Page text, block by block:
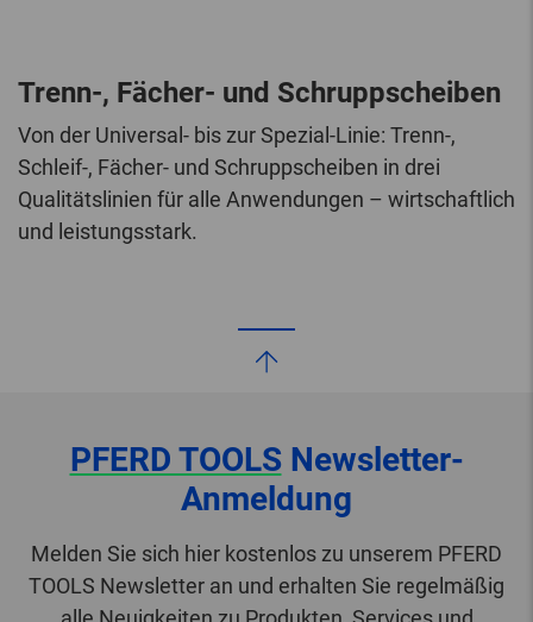
Trenn-, Fächer- und Schruppscheiben
Von der Universal- bis zur Spezial-Linie: Trenn-,
Schleif-, Fächer- und Schruppscheiben in drei
Qualitätslinien für alle Anwendungen – wirtschaftlich
und leistungsstark.
PFERD TOOLSNewsletter-
Anmeldung
Melden Sie sich hier kostenlos zu unserem PFERD
TOOLS Newsletter an und erhalten Sie regelmäßig